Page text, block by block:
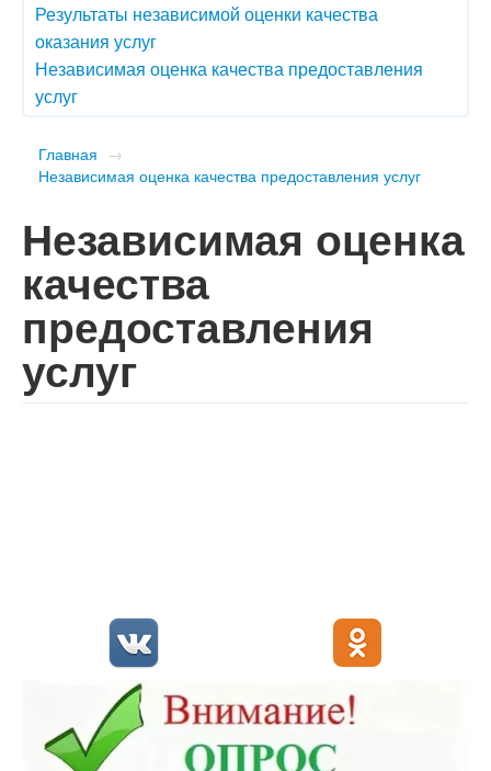
Результаты независимой оценки качества
оказания услуг
Независимая оценка качества предоставления
услуг
Главная →
Независимая оценка качества предоставления услуг
Независимая оценка
качества
предоставления
услуг